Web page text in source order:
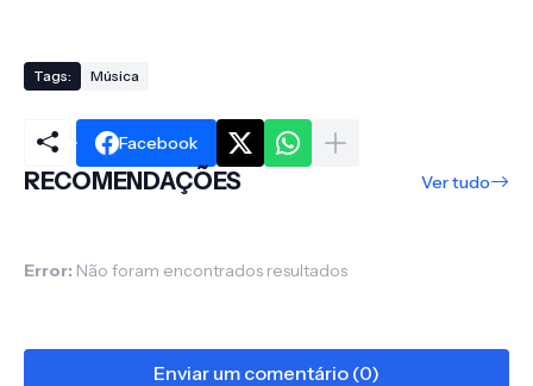
Tags: Música
Facebook
RECOMENDAÇÕES Ver tudo
Error: Não foram encontrados resultados
Enviar um comentário (0)